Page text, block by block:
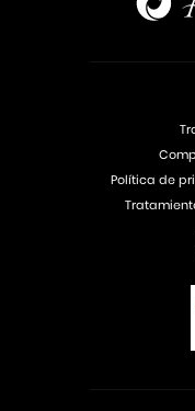
Política de